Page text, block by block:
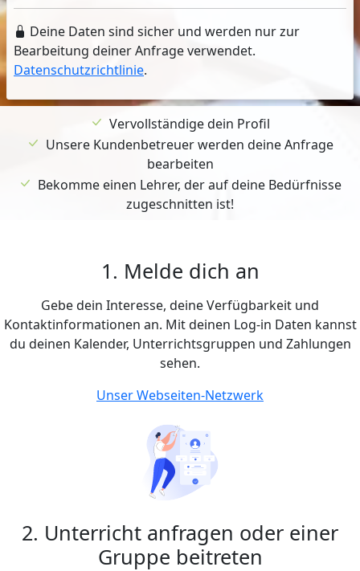
Deine Daten sind sicher und werden nur zur
Bearbeitung deiner Anfrage verwendet.
Datenschutzrichtlinie.
Vervollständige dein Profil
Unsere Kundenbetreuer werden deine Anfrage
bearbeiten
Bekomme einen Lehrer, der auf deine Bedürfnisse
zugeschnitten ist!
1. Melde dich an
Gebe dein Interesse, deine Verfügbarkeit und
Kontaktinformationen an. Mit deinen Log-in Daten kannst
du deinen Kalender, Unterrichtsgruppen und Zahlungen
sehen.
Unser Webseiten-Netzwerk
2. Unterricht anfragen oder einer
Gruppe beitreten